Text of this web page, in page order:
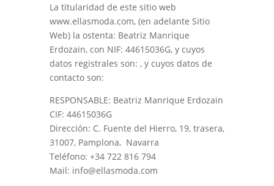
La titularidad de este sitio web
www.ellasmoda.com, (en adelante Sitio
Web) la ostenta: Beatriz Manrique
Erdozain, con NIF: 44615036G, y cuyos
datos registrales son: , y cuyos datos de
contacto son:
RESPONSABLE: Beatriz Manrique Erdozain
CIF: 44615036G
Dirección: C. Fuente del Hierro, 19, trasera,
31007, Pamplona, Navarra
Teléfono: +34 722 816 794
Mail: info@ellasmoda.com